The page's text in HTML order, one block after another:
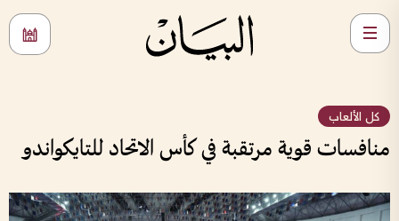
كل الألعاب
منافسات قوية مرتقبة في كأس الاتحاد للتايكواندو